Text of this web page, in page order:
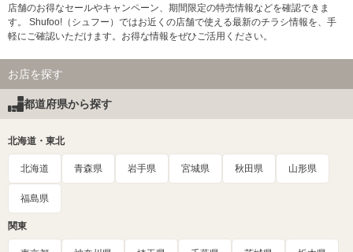
店舗のお得なセールやキャンペーン、期間限定の特売情報などを確認できま
す。 Shufoo!（シュフー）ではお近くの店舗で使える最新のチラシ情報を、手
軽にご確認いただけます。お得な情報をぜひご活用ください。
お店を探す
都道府県から探す
北海道・東北
北海道 青森県 岩手県 宮城県 秋田県 山形県
福島県
関東